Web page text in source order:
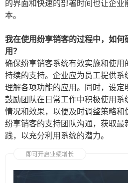
的界面和快速的部署时间也让企
本。
我在使用纷享销客的过程中，如
用？
确保纷享销客系统有效实施和使用
持续的支持。企业应为员工提供系
理解各项功能的应用。同时，设定
鼓励团队在日常工作中积极使用系
情况和效果，以便及时调整策略和
纷享销客的支持团队沟通，获取最
践，以充分利用系统的潜力。
即可开启业绩增长